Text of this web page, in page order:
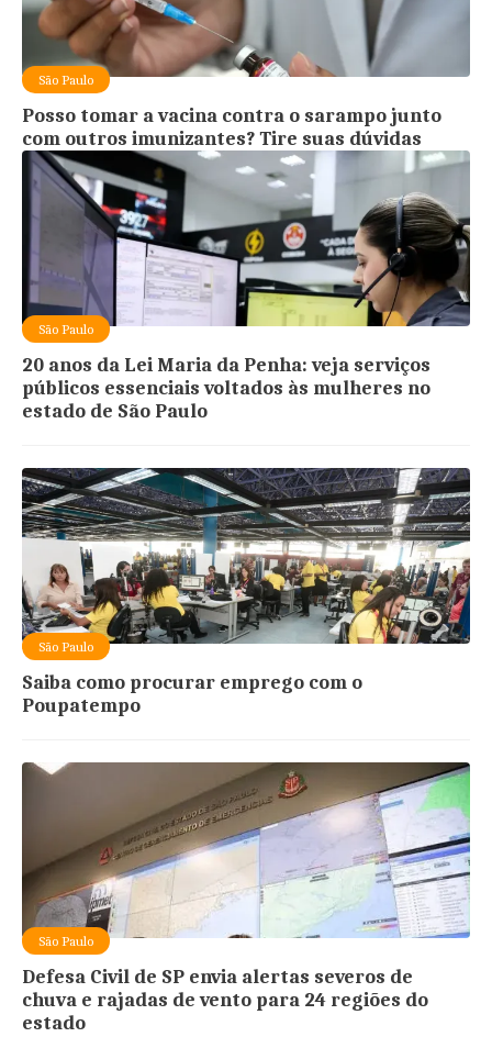
São Paulo
Posso tomar a vacina contra o sarampo junto
com outros imunizantes? Tire suas dúvidas
São Paulo
20 anos da Lei Maria da Penha: veja serviços
públicos essenciais voltados às mulheres no
estado de São Paulo
São Paulo
Saiba como procurar emprego com o
Poupatempo
São Paulo
Defesa Civil de SP envia alertas severos de
chuva e rajadas de vento para 24 regiões do
estado